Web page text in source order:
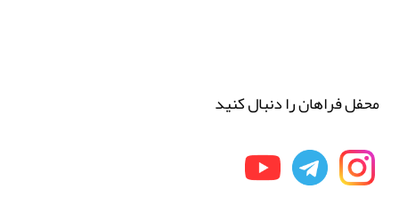
محفل فراهان را دنبال کنید